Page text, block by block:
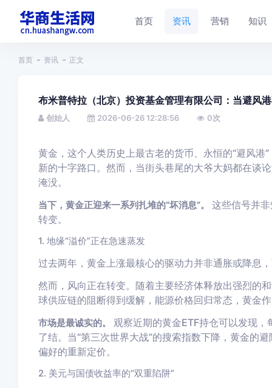
首页 资讯 营销 知识
首页 资讯 正文
布米普特拉（北京）投资基金管理有限公司：当避风
创始人 2026-06-26 12:28:56 0次
黄金，这个人类历史上最古老的货币、永恒的“避风
新的十字路口。然而，当街头巷尾的大爷大妈都在谈
淹没。
当下，黄金正迎来一系列扎堆的“坏消息”。
这些信号并
转变。
1. 地缘“溢价”正在急速蒸发
过去两年，黄金上涨最核心的驱动力并非通胀或降息
然而，风向正在转变。随着主要经济体释放出强烈的
球供应链的阻断得到缓解，能源价格回归常态，黄金
市场是最诚实的。
观察近期的黄金ETF持仓可以发现
了结。当“第三次世界大战”的搜索指数下降，黄金的
偏好的重新定价。
2. 美元与国债收益率的“双重陷阱”